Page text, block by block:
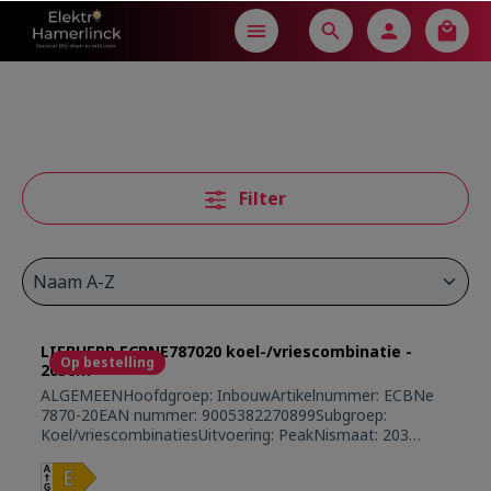
content
Filter
Op bestelling
LIEBHERR ECBNE787020 koel-/vriescombinatie -
203cm
ALGEMEENHoofdgroep: InbouwArtikelnummer: ECBNe
7870-20EAN nummer: 9005382270899Subgroep:
Koel/vriescombinatiesUitvoering: PeakNismaat: 203
deursysteemBehuizing: AntracietMateriaal deur/deksel: